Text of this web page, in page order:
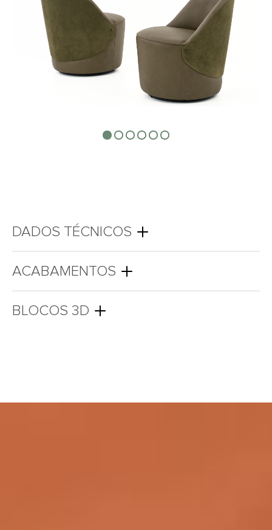
DADOS TÉCNICOS
ACABAMENTOS
BLOCOS 3D